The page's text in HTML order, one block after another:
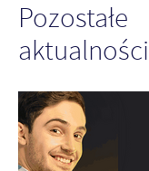
Pozostałe
aktualności